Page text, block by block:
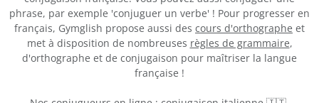
phrase, par exemple 'conjuguer un verbe' ! Pour progresser en
français, Gymglish propose aussi des cours d'orthographe et
met à disposition de nombreuses règles de grammaire,
d'orthographe et de conjugaison pour maîtriser la langue
française !